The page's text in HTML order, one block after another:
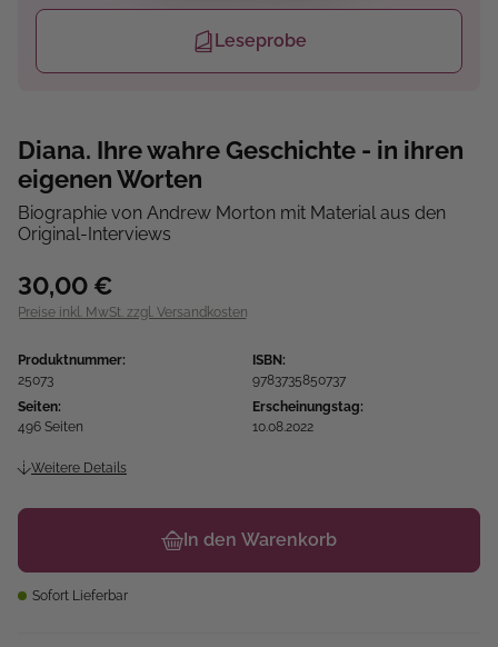
Leseprobe
Diana. Ihre wahre Geschichte - in ihren
eigenen Worten
Biographie von Andrew Morton mit Material aus den
Original-Interviews
30,00 €
Preise inkl. MwSt. zzgl. Versandkosten
Produktnummer:
25073
ISBN:
9783735850737
Seiten:
496 Seiten
Erscheinungstag:
10.08.2022
Weitere Details
In den Warenkorb
Sofort Lieferbar